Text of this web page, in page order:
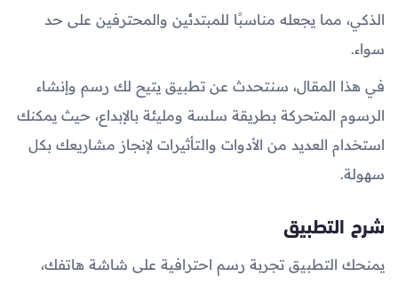
الذكي، مما يجعله مناسبًا للمبتدئين والمحترفين على حد
سواء.
في هذا المقال، سنتحدث عن تطبيق يتيح لك رسم وإنشاء
الرسوم المتحركة بطريقة سلسة ومليئة بالإبداع، حيث يمكنك
استخدام العديد من الأدوات والتأثيرات لإنجاز مشاريعك بكل
سهولة.
شرح التطبيق
يمنحك التطبيق تجربة رسم احترافية على شاشة هاتفك،